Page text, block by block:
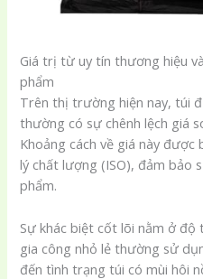
Giá trị từ uy tín thương hiệu
phẩm
Trên thị trường hiện nay, túi
thường có sự chênh lệch giá
Khoảng cách về giá này
lý chất lượng (ISO), đảm bảo
phẩm.
Sự khác biệt cốt lõi nằm ở độ
gia công nhỏ lẻ thường sử
đến tình trạng túi có mùi hôi